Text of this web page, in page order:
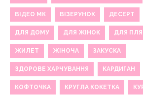
ВІДЕО МК ВІЗЕРУНОК ДЕСЕРТ
ДЛЯ ДОМУ ДЛЯ ЖІНОК ДЛЯ
ЖИЛЕТ ЖІНОЧА ЗАКУСКА
ЗДОРОВЕ ХАРЧУВАННЯ КАРДИГАН
КОФТОЧКА КРУГЛА КОКЕТКА